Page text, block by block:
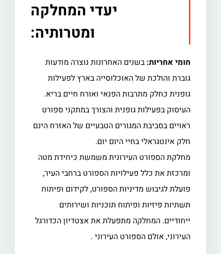
יעדי המחלקה
ומטרותיה:
חומי אחריות:בשנים האחרונות נוצרה מודעות
גוברת והולכת של האוכלוסייה בארץ לפעילות
גופנית כחלק מתרבות הפנאי ואורח חיים בריא.
העיסוק בפעילות גופנית והצורך במתקני ספורט
ראויים בסביבת המגורים הטבעיים של האזרח הינם
חלק אינטגראלי בחיי היום יום.
מחלקת הספורט העירונית משמשת כיחידת מטה
ומרכזת את כלל פעילויות הספורט ברחבי העיר,
פועלת לגיבוש מדיניות הספורט, לקידום ופיתוח
תשתיות פיזיות ופיתוח תוכניות ושירותים
ייחודיים. המחלקה מתפעלת את אצטדיון הכדורגל
העירוני, אולם הספורט העירוני .